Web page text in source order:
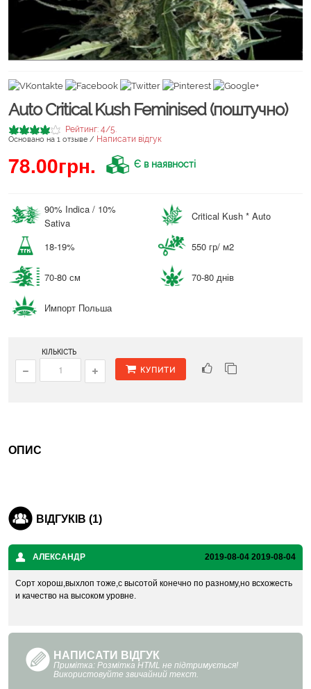
Auto Critical Kush Feminised (поштучно)
Рейтинг: 4/5.
Основано на 1 отзыве / Написати відгук
78.00грн. Є в наявності
90% Indica / 10%
Sativa
Critical Kush * Auto
18-19% 550 гр/ м2
70-80 см 70-80 днів
Импорт Польша
КІЛЬКІСТЬ
КУПИТИ
ОПИС
ВІДГУКІВ (1)
АЛЕКСАНДР 2019-08-04 2019-08-04
Сорт хорош,выхлоп тоже,с высотой конечно по разному,но всхожесть
и качество на высоком уровне.
НАПИСАТИ ВІДГУК
Примітка: Розмітка HTML не підтримується!
Використовуйте звичайний текст.